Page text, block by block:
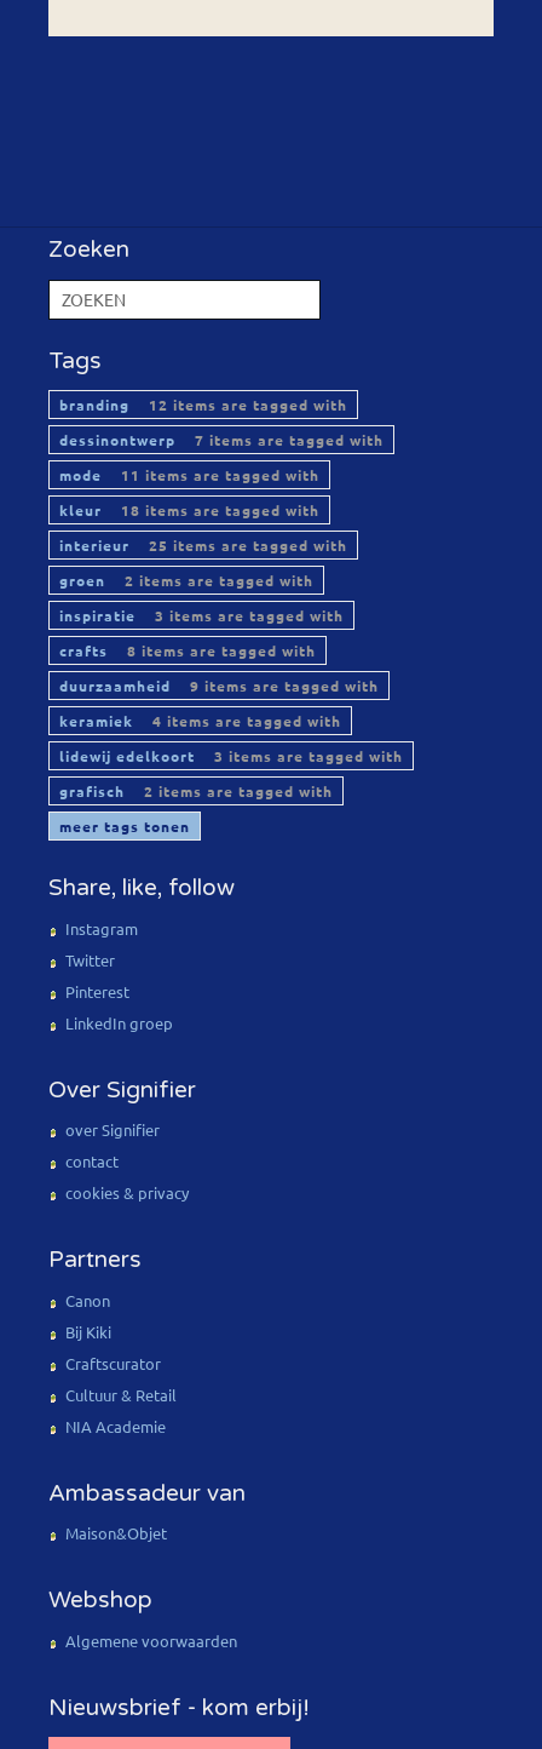
Zoeken
Tags
branding
12 items are tagged with
dessinontwerp
7 items are tagged with
mode
11 items are tagged with
kleur
18 items are tagged with
interieur
25 items are tagged with
groen
2 items are tagged with
inspiratie
3 items are tagged with
crafts
8 items are tagged with
duurzaamheid
9 items are tagged with
keramiek
4 items are tagged with
lidewij edelkoort
3 items are tagged with
grafisch
2 items are tagged with
meer tags tonen
Share, like, follow
Instagram
Twitter
Pinterest
LinkedIn groep
Over Signifier
over Signifier
contact
cookies & privacy
Partners
Canon
Bij Kiki
Craftscurator
Cultuur & Retail
NIA Academie
Ambassadeur van
Maison&Objet
Webshop
Algemene voorwaarden
Nieuwsbrief - kom erbij!